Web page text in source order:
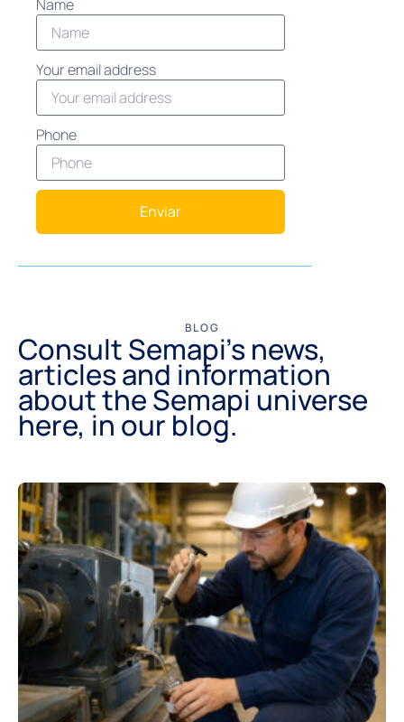
Name
Your email address
Phone
Enviar
BLOG
Consult Semapi's news,
articles and information
about the Semapi universe
here, in our blog.